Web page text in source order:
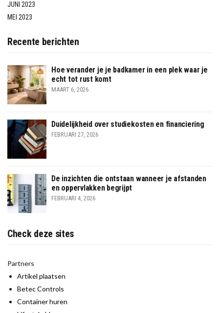
JUNI 2023
MEI 2023
Recente berichten
Hoe verander je je badkamer in een plek waar je
echt tot rust komt
MAART 6, 2026
Duidelijkheid over studiekosten en financiering
FEBRUARI 27, 2026
De inzichten die ontstaan wanneer je afstanden
en oppervlakken begrijpt
FEBRUARI 4, 2026
Check deze sites
Partners
Artikel plaatsen
Betec Controls
Container huren